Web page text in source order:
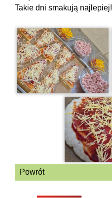
Takie dni smakują najlepiej!
Powrót